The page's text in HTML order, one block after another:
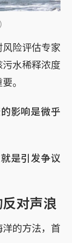
险评估专家
水稀释浓度
。
影响是微乎
是引发争议
对声浪
的方法，首